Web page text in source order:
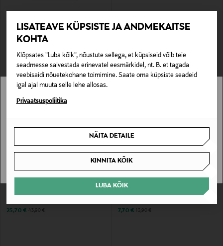
LISATEAVE KÜPSISTE JA ANDMEKAITSE
KOHTA
Klõpsates "Luba kõik", nõustute sellega, et küpsiseid võib teie
seadmesse salvestada erinevatel eesmärkidel, nt. B. et tagada
veebisaidi nõuetekohane toimimine. Saate oma küpsiste seadeid
igal ajal muuta selle lehe allosas.
Privaatsuspoliitika
NÄITA DETAILE
KINNITA KÕIK
LUBA KÕIK
FINLAYSON
Voodipesukomplekt Valo
MARIMEKKO
Discounted Price
25,70 € Original Price
43,90 €
SOODUSTUS 45%
Discounted Price
7,70 € Original Price
13,90 €
Stockmann pole Sinu riigis saadaval.
SAAN ARU